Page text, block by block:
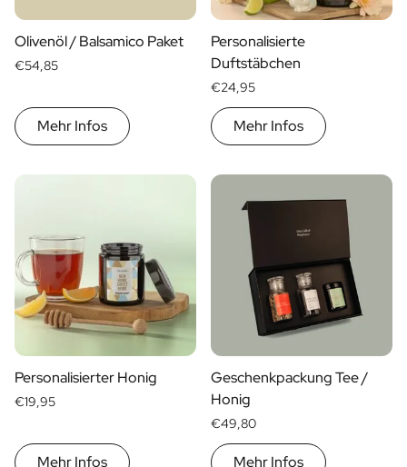
Olivenöl / Balsamico Paket
€54,85
Mehr Infos
Personalisierte
Duftstäbchen
€24,95
Mehr Infos
Personalisierter Honig
€19,95
Mehr Infos
Geschenkpackung Tee /
Honig
€49,80
Mehr Infos